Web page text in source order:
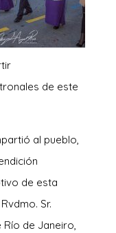
de este
al pueblo,
de esta
Sr.
Río de Janeiro,